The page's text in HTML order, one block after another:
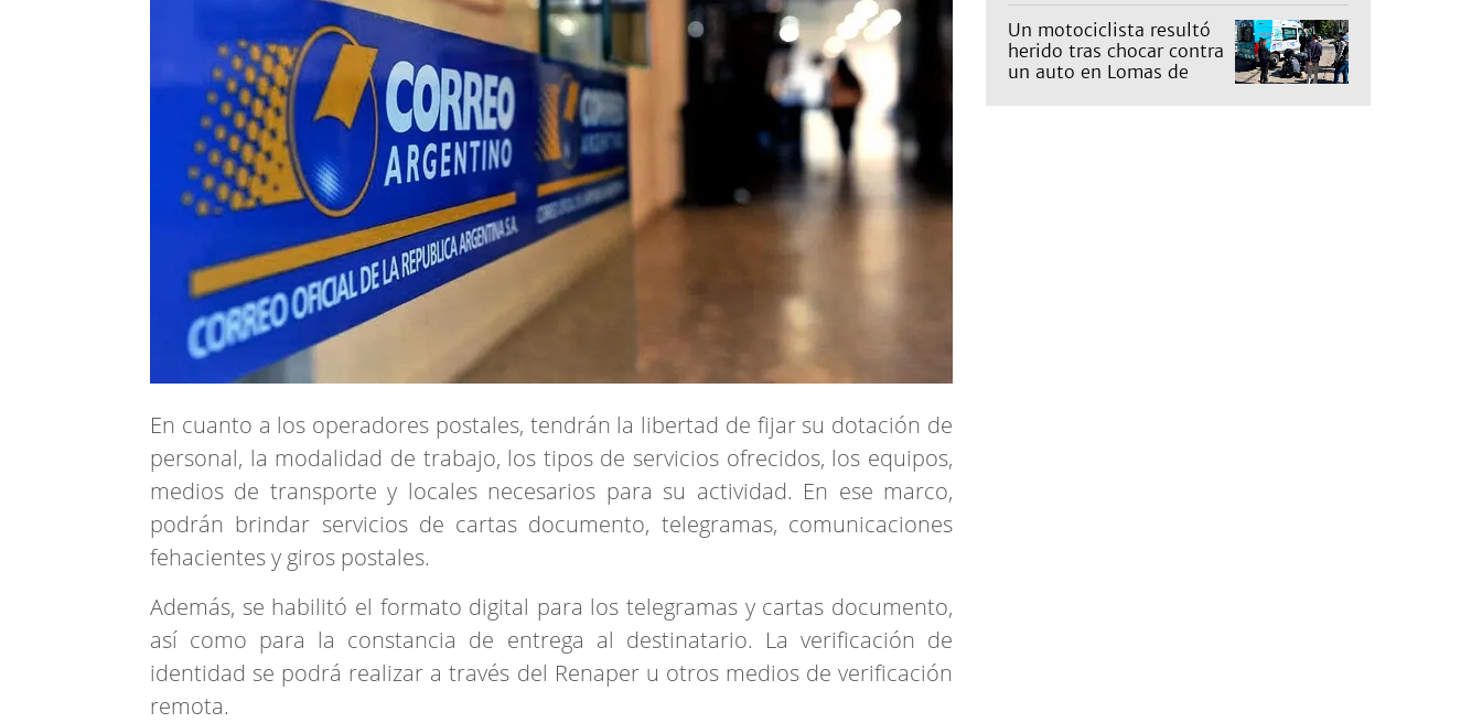
En cuanto a los operadores postales, tendrán la libertad de fijar su dotación de
personal, la modalidad de trabajo, los tipos de servicios ofrecidos, los equipos,
medios de transporte y locales necesarios para su actividad. En ese marco,
podrán brindar servicios de cartas documento, telegramas, comunicaciones
fehacientes y giros postales.
Además, se habilitó el formato digital para los telegramas y cartas documento,
así como para la constancia de entrega al destinatario. La verificación de
identidad se podrá realizar a través del Renaper u otros medios de verificación
remota.
Un motociclista resultó
herido tras chocar contra
un auto en Lomas de